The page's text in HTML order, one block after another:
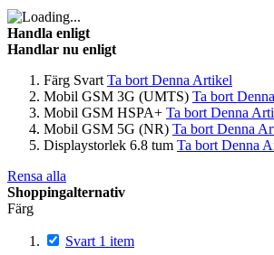
Handla enligt
Handlar nu enligt
Färg Svart Ta bort Denna Artikel
Mobil GSM 3G (UMTS) Ta bort
Mobil GSM HSPA+ Ta bort Denna
Mobil GSM 5G (NR) Ta bort Denna
Displaystorlek 6.8 tum Ta bort Denna
Rensa alla
Shoppingalternativ
Färg
Svart 1 item